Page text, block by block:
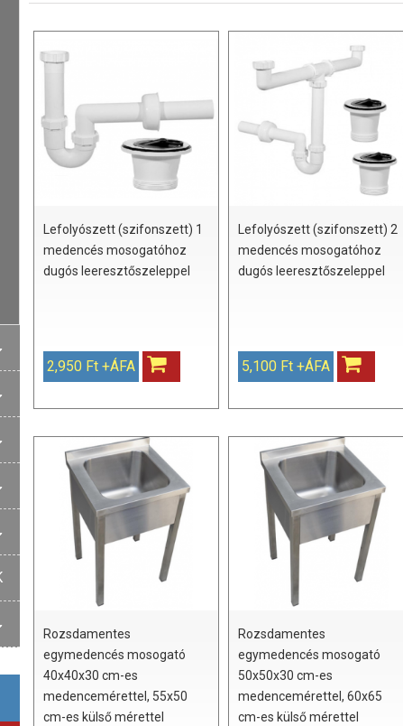
Lefolyószett (szifonszett) 1
medencés mosogatóhoz
dugós leeresztőszeleppel
2,950 Ft +ÁFA
Lefolyószett (szifonszett) 2
medencés mosogatóhoz
dugós leeresztőszeleppel
5,100 Ft +ÁFA
Rozsdamentes
egymedencés mosogató
40x40x30 cm-es
medencemérettel, 55x50
cm-es külső mérettel
Rozsdamentes
egymedencés mosogató
50x50x30 cm-es
medencemérettel, 60x65
cm-es külső mérettel